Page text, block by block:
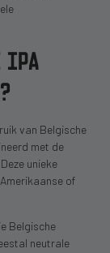
IPA
van Belgische
met de
unieke
of
Belgische
neutrale